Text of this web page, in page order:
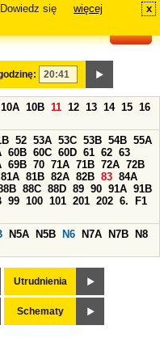
się
więcej x
10A 10B 11 12 13 14 15 16
52 53A 53C 53B 54B 55A
60B 60C 60D 61 62 63
69B 70 71A 71B 72A 72B
81A 81B 82A 82B 83 84A
88C 88D 89 90 91A 91B
99 100 101 201 202 6.
F1
N5A N5B N6 N7A N7B
N8
Utrudnienia
Schematy